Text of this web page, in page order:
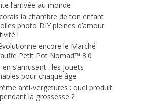
l’arrivée au monde
la chambre de ton enfant
photo DIY pleines d’amour
!
encore le Marché
Petit Pot Nomad™ 3.0
s’amusant : les jouets
pour chaque âge
anti-vergetures : quel produit
la grossesse ?